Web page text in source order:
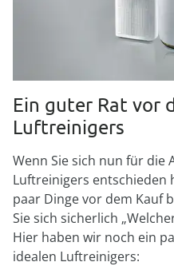
Ein guter Rat vor
Luftreinigers
Wenn Sie sich nun für die
Luftreinigers entschieden
paar Dinge vor dem Kauf
Sie sich sicherlich
Hier haben wir noch ein
idealen Luftreinigers: